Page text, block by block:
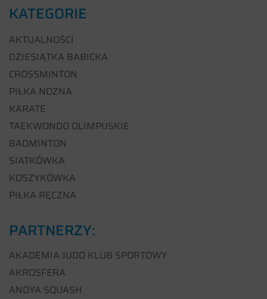
KATEGORIE
AKTUALNOŚCI
DZIESIĄTKA BABICKA
CROSSMINTON
PIŁKA NOŻNA
KARATE
TAEKWONDO OLIMPIJSKIE
BADMINTON
SIATKÓWKA
KOSZYKÓWKA
PIŁKA RĘCZNA
PARTNERZY:
AKADEMIA JUDO KLUB SPORTOWY
AKROSFERA
ANOYA SQUASH